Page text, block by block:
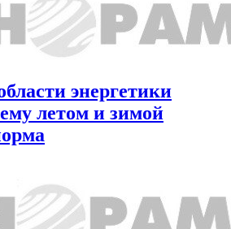
энергетики
летом и зимой